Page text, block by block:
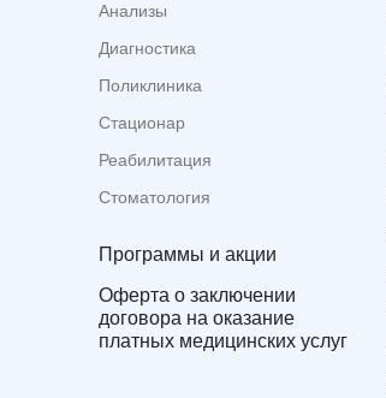
Анализы
Диагностика
Поликлиника
Стационар
Реабилитация
Стоматология
Программы и акции
Оферта о заключении
договора на оказание
платных медицинских услуг